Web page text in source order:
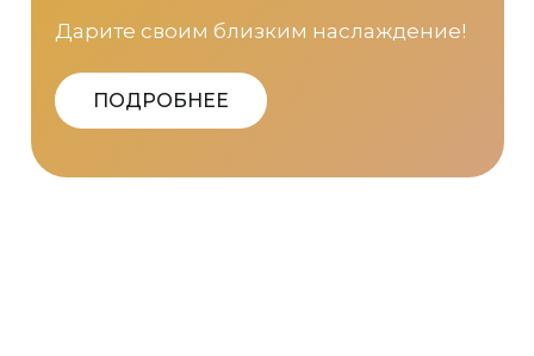
Дарите своим близким наслаждение!
ПОДРОБНЕЕ